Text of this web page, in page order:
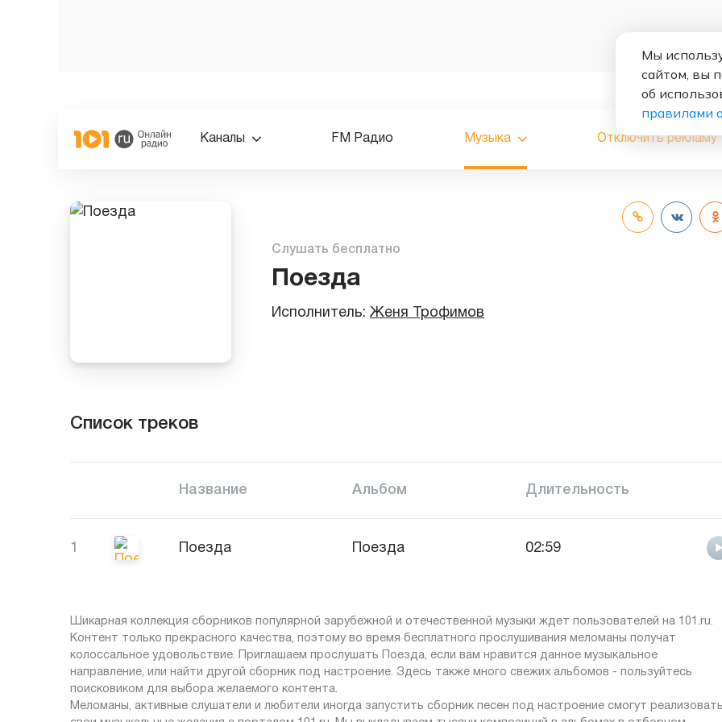
Каналы FM Радио Музыка Отключить рекламу
Слушать бесплатно
Поезда
Исполнитель: Женя Трофимов
Список треков
Название Альбом Длительность
1 Поезда Поезда 02:59
Шикарная коллекция сборников популярной зарубежной и отечественной музыки ждет пользователей на 101.ru.
Контент только прекрасного качества, поэтому во время бесплатного прослушивания меломаны получат
колоссальное удовольствие. Приглашаем прослушать Поезда, если вам нравится данное музыкальное
направление, или найти другой сборник под настроение. Здесь также много свежих альбомов - пользуйтесь
поисковиком для выбора желаемого контента.
Меломаны, активные слушатели и любители иногда запустить сборник песен под настроение смогут
Мы
сайтом, вы
об
правилами